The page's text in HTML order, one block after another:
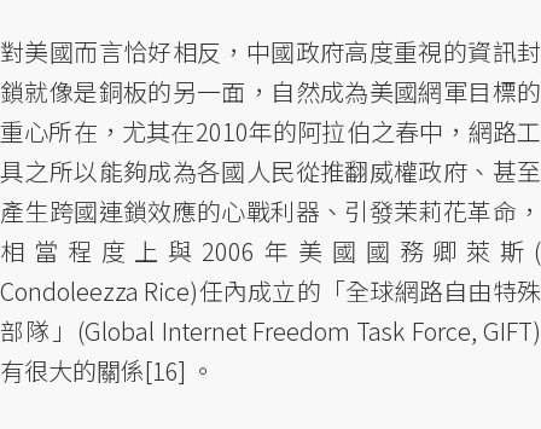
對美國而言恰好相反，中國政府高度重視的資訊封
鎖就像是銅板的另一面，自然成為美國網軍目標的
重心所在，尤其在2010年的阿拉伯之春中，網路工
具之所以能夠成為各國人民從推翻威權政府、甚至
產生跨國連鎖效應的心戰利器、引發茉莉花革命，
相當程度上與2006年美國國務卿萊斯(
Condoleezza Rice)任內成立的「全球網路自由特殊
部隊」(Global Internet Freedom Task Force, GIFT)
有很大的關係[16] 。